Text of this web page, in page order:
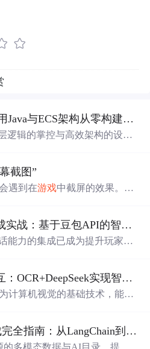
ECS架构从零构建跨平台Roguelike
逻辑的掌控与高效架构的设
与灵活性，能有效解决传统面
合与维护难题，尤其适用于逻
发者可以基于Java生态，从更
次编写、多端部署。本文即以
游戏为例，详细展示了
截图”
遇到在游戏中截屏的效果。这
shot(imagena
，在PC、mac运用没有多大的
：基于豆包API的智能NPC开发指南
能力的集成已成为提升玩家沉
开发者无需从零训练复杂模
话、剧情生成与实时问答等能
系统。本文以豆包API为例，
高效集成AI对话服务的完整流
实现智能文字识别与剧情生成
计算机视觉的基础技术，能够
世界与数字信息的无缝桥接，
动驾驶路牌识别等场景。在
指南：从LangChain到OpenAI的